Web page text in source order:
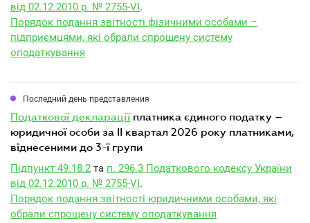
від 02.12.2010 р. № 2755-VI.
Порядок подання звітності фізичними особами –
підприємцями, які обрали спрощену систему
оподаткування
Последний день представления
податкової декларації платника єдиного податку –
юридичної особи за II квартал 2026 року платниками,
віднесеними до 3-ї групи
Підпункт 49.18.2 та п. 296.3 Податкового кодексу України
від 02.12.2010 р. № 2755-VI.
Порядок подання звітності юридичними особами, які
обрали спрощену систему оподаткування